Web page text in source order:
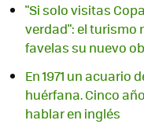
"Si solo visitas
verdad": el turismo
favelas su nuevo
En 1971 un acuario
huérfana. Cinco
hablar en inglés